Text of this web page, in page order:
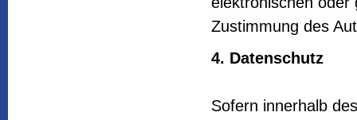
Zustimmung des
4. Datenschutz
Sofern innerhalb